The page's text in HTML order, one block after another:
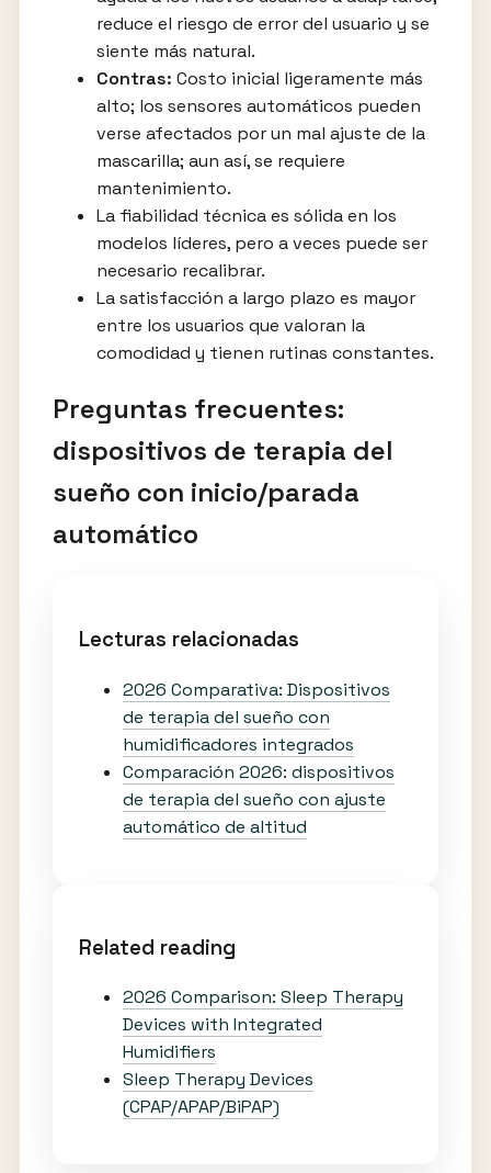
reduce el riesgo de error del usuario y se
siente más natural.
Contras: Costo inicial ligeramente más
alto; los sensores automáticos pueden
verse afectados por un mal ajuste de la
mascarilla; aun así, se requiere
mantenimiento.
La fiabilidad técnica es sólida en los
modelos líderes, pero a veces puede ser
necesario recalibrar.
La satisfacción a largo plazo es mayor
entre los usuarios que valoran la
comodidad y tienen rutinas constantes.
Preguntas frecuentes:
dispositivos de terapia del
sueño con inicio/parada
automático
Lecturas relacionadas
2026 Comparativa: Dispositivos
de terapia del sueño con
humidificadores integrados
Comparación 2026: dispositivos
de terapia del sueño con ajuste
automático de altitud
Related reading
2026 Comparison: Sleep Therapy
Devices with Integrated
Humidifiers
Sleep Therapy Devices
(CPAP/APAP/BiPAP)